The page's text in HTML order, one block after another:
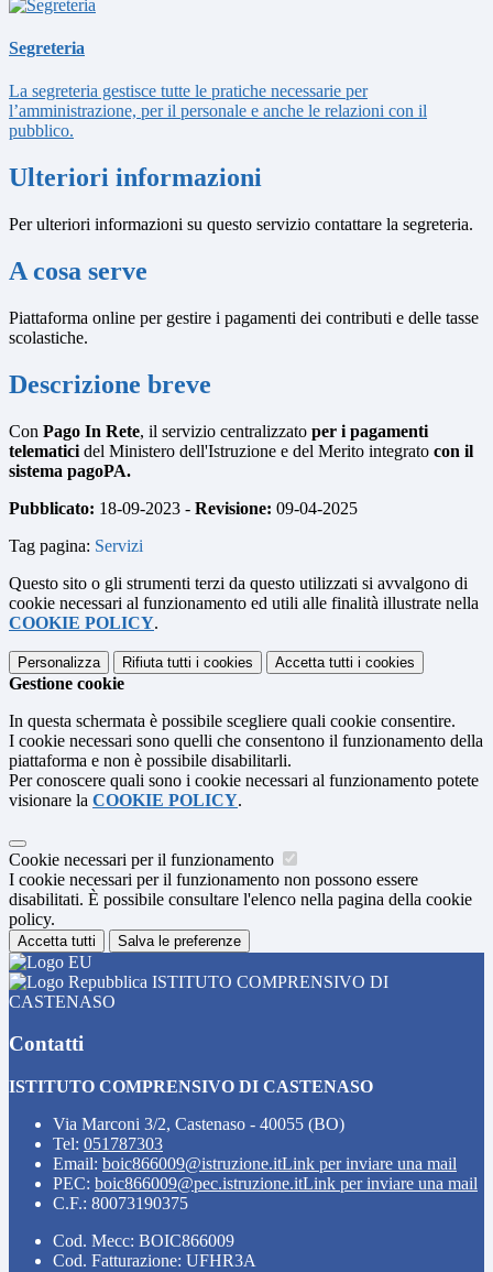
Segreteria
La segreteria gestisce tutte le pratiche necessarie per
l’amministrazione, per il personale e anche le relazioni con il
pubblico.
Ulteriori informazioni
Per ulteriori informazioni su questo servizio contattare la segreteria.
A cosa serve
Piattaforma online per gestire i pagamenti dei contributi e delle tasse
scolastiche.
Descrizione breve
Con Pago In Rete, il servizio centralizzato per i pagamenti
telematici del Ministero dell'Istruzione e del Merito integrato con il
sistema pagoPA.
Pubblicato: 18-09-2023 - Revisione: 09-04-2025
Tag pagina: Servizi
Questo sito o gli strumenti terzi da questo utilizzati si avvalgono di
cookie necessari al funzionamento ed utili alle finalità illustrate nella
COOKIE POLICY.
Personalizza Rifiuta tutti i cookies Accetta tutti i cookies
Gestione cookie
In questa schermata è possibile scegliere quali cookie consentire.
I cookie necessari sono quelli che consentono il funzionamento della
piattaforma e non è possibile disabilitarli.
Per conoscere quali sono i cookie necessari al funzionamento potete
visionare la COOKIE POLICY.
Cookie necessari per il funzionamento
I cookie necessari per il funzionamento non possono essere
disabilitati. È possibile consultare l'elenco nella pagina della cookie
policy.
Accetta tutti Salva le preferenze
ISTITUTO COMPRENSIVO DI
CASTENASO
Contatti
ISTITUTO COMPRENSIVO DI CASTENASO
Via Marconi 3/2, Castenaso - 40055 (BO)
Tel: 051787303
Email: boic866009@istruzione.itLink per inviare una mail
PEC: boic866009@pec.istruzione.itLink per inviare una mail
C.F.: 80073190375
Cod. Mecc: BOIC866009
Cod. Fatturazione: UFHR3A